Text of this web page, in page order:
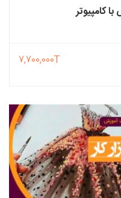
کامپیوتر
7,700,000T